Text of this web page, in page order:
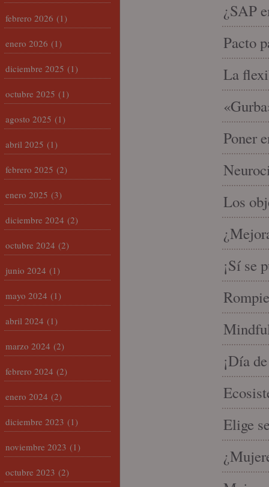
¿SAP
Pacto
La
Poner
Los
¡Sí se
¡Día
Elige
febrero 2026 (1)
enero 2026 (1)
diciembre 2025 (1)
octubre 2025 (1)
agosto 2025 (1)
abril 2025 (1)
febrero 2025 (2)
enero 2025 (3)
diciembre 2024 (2)
octubre 2024 (2)
junio 2024 (1)
mayo 2024 (1)
abril 2024 (1)
marzo 2024 (2)
febrero 2024 (2)
enero 2024 (2)
diciembre 2023 (1)
noviembre 2023 (1)
octubre 2023 (2)